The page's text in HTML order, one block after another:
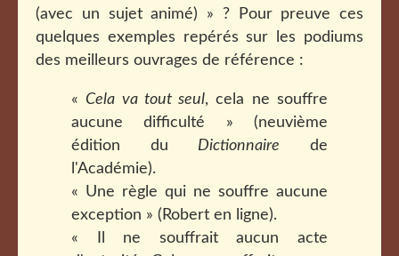
(avec un sujet animé) » ? Pour preuve ces
quelques exemples repérés sur les podiums
des meilleurs ouvrages de référence :
« Cela va tout seul, cela ne souffre
aucune difficulté » (neuvième
édition du Dictionnaire de
l'Académie).
« Une règle qui ne souffre aucune
exception » (Robert en ligne).
« Il ne souffrait aucun acte